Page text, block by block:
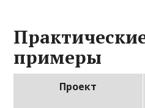
примеры
Проект